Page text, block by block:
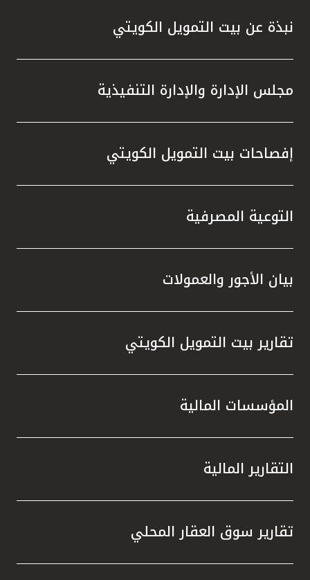
نبذة عن بيت التمويل الكويتي
مجلس الإدارة والإدارة التنفيذية
إفصاحات بيت التمويل الكويتي
التوعية المصرفية
بيان الأجور والعمولات
تقارير بيت التمويل الكويتي
المؤسسات المالية
التقارير المالية
تقارير سوق العقار المحلي